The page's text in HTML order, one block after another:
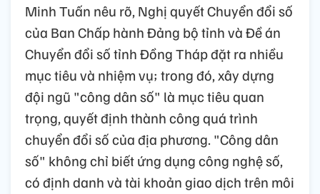
Minh Tuấn nêu rõ, Nghị quyết Chuyển đổi số
của Ban Chấp hành Đảng bộ tỉnh và Đề án
Chuyển đổi số tỉnh Đồng Tháp đặt ra nhiều
mục tiêu và nhiệm vụ; trong đó, xây dựng
đội ngũ "công dân số" là mục tiêu quan
trọng, quyết định thành công quá trình
chuyển đổi số của địa phương. "Công dân
số" không chỉ biết ứng dụng công nghệ số,
có định danh và tài khoản giao dịch trên môi